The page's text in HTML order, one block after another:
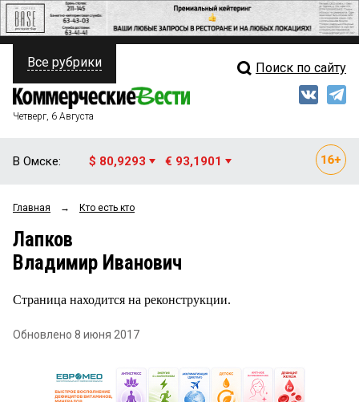
ПОЛИТИКА
ФИНАНСЫ
ОБЩЕСТВО
ЗАКОН
Свежий выпуск
Все рубрики Поиск по сайту
Четверг, 6 Августа
В Омске: $ 80,9293 € 93,1901
Главная → Кто есть кто
Лапков
Владимир Иванович
Страница находится на реконструкции.
Обновлено 8 июня 2017